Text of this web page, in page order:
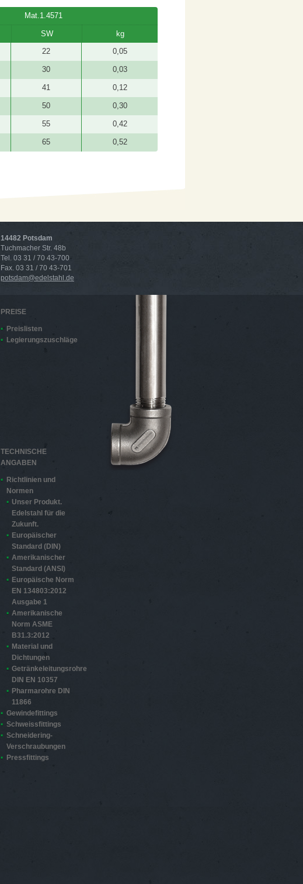
Mat.1.4571
SW kg
22 0,05
30 0,03
41 0,12
50 0,30
55 0,42
65 0,52
14482 Potsdam
Tuchmacher Str. 48b
Tel. 03 31 / 70 43-700
Fax. 03 31 / 70 43-701
potsdam@edelstahl.de
PREISE
Preislisten
Legierungszuschläge
TECHNISCHE
ANGABEN
Richtlinien und
Normen
Unser Produkt.
Edelstahl für die
Zukunft.
Europäischer
Standard (DIN)
Amerikanischer
Standard (ANSI)
Europäische Norm
EN 13480­3:2012
Ausgabe 1
Amerikanische
Norm ASME
B31.3:2012
Material und
Dichtungen
Getränkeleitungsrohre
DIN EN 10357
Pharmarohre DIN
11866
Gewindefittings
Schweissfittings
Schneidering-
Verschraubungen
Pressfittings